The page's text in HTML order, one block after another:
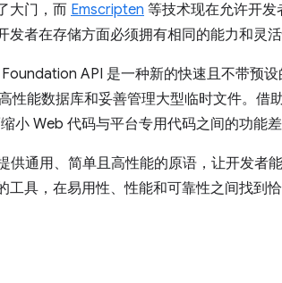
大门，而 Emscripten 等技术现在允许开发
者在存储方面必须拥有相同的能力和灵活
API 是一种新的快速且不带预设
性能数据库和妥善管理大型临时文件。借
小 Web 代码与平台专用代码之间的功能差
通用、简单且高性能的原语，让开发者
具，在易用性、性能和可靠性之间找到恰